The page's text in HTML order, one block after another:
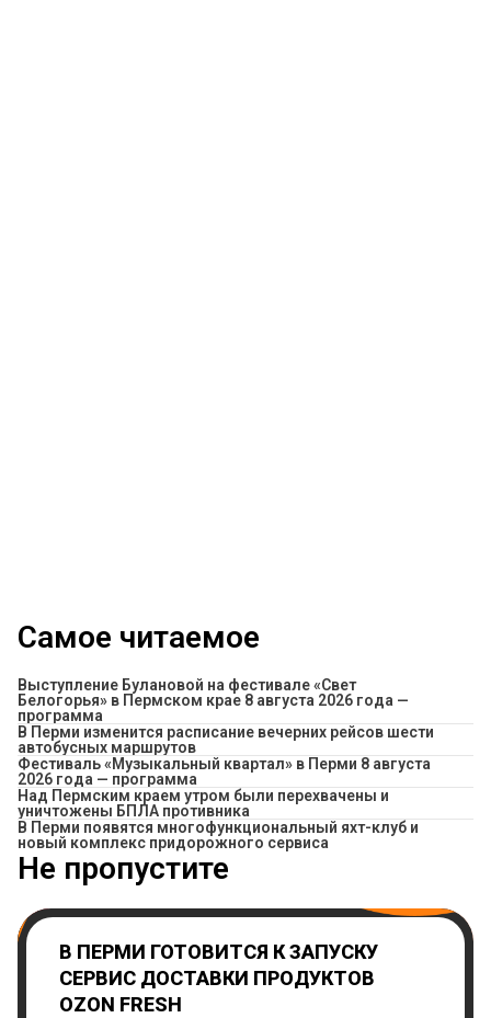
Самое читаемое
Выступление Булановой на фестивале «Свет
Белогорья» в Пермском крае 8 августа 2026 года —
программа
​В Перми изменится расписание вечерних рейсов шести
автобусных маршрутов
Фестиваль «Музыкальный квартал» в Перми 8 августа
2026 года — программа
Над Пермским краем утром были перехвачены и
уничтожены БПЛА противника
В Перми появятся многофункциональный яхт-клуб и
новый комплекс придорожного сервиса
Не пропустите
В ПЕРМИ ГОТОВИТСЯ К ЗАПУСКУ
СЕРВИС ДОСТАВКИ ПРОДУКТОВ
OZON FRESH